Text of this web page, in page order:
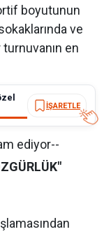
boyutunun
ve
en
İŞARETLE
ediyor--